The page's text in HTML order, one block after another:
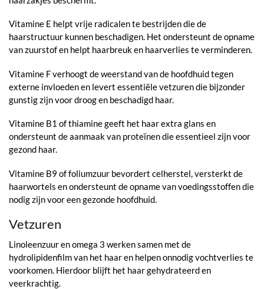
Vitamine E helpt vrije radicalen te bestrijden die de
haarstructuur kunnen beschadigen. Het ondersteunt de opname
van zuurstof en helpt haarbreuk en haarverlies te verminderen.
Vitamine F verhoogt de weerstand van de hoofdhuid tegen
externe invloeden en levert essentiële vetzuren die bijzonder
gunstig zijn voor droog en beschadigd haar.
Vitamine B1 of thiamine geeft het haar extra glans en
ondersteunt de aanmaak van proteïnen die essentieel zijn voor
gezond haar.
Vitamine B9 of foliumzuur bevordert celherstel, versterkt de
haarwortels en ondersteunt de opname van voedingsstoffen die
nodig zijn voor een gezonde hoofdhuid.
Vetzuren
Linoleenzuur en omega 3 werken samen met de
hydrolipidenfilm van het haar en helpen onnodig vochtverlies te
voorkomen. Hierdoor blijft het haar gehydrateerd en
veerkrachtig.